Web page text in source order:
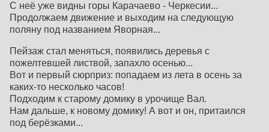
С неё уже видны горы Карачаево - Черкесии...
Продолжаем движение и выходим на следующую
поляну под названием Яворная...
Пейзаж стал меняться, появились деревья с
пожелтевшей листвой, запахло осенью...
Вот и первый сюрприз: попадаем из лета в осень за
каких-то несколько часов!
Подходим к старому домику в урочище Вал.
Нам дальше, к новому домику! А вот и он, притаился
под берёзками...